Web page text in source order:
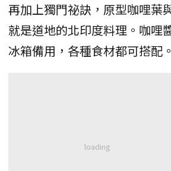
再加上獨門祕訣，原型咖哩葉
就是道地的北印度料理。咖哩
冰箱備用，各種食材都可搭配。